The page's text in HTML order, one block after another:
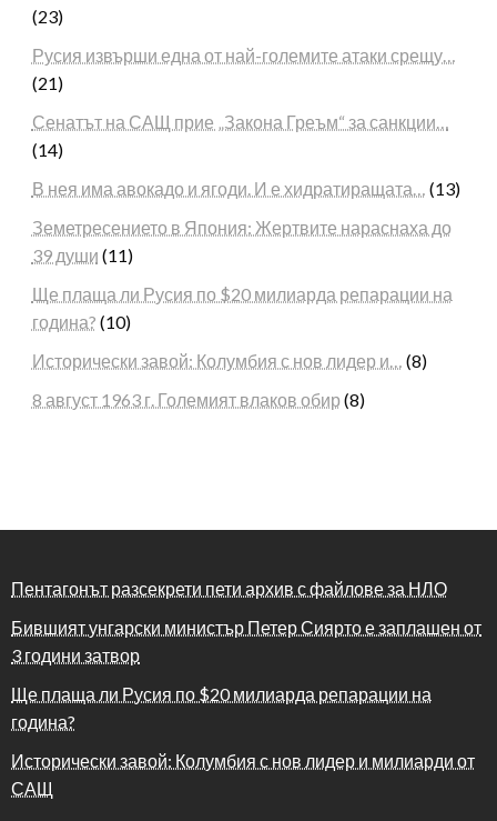
(23)
Русия извърши една от най-големите атаки срещу…
(21)
Сенатът на САЩ прие „Закона Греъм“ за санкции…
(14)
В нея има авокадо и ягоди. И е хидратиращата… (13)
Земетресението в Япония: Жертвите нараснаха до
39 души (11)
Ще плаща ли Русия по $20 милиарда репарации на
година? (10)
Исторически завой: Колумбия с нов лидер и… (8)
8 август 1963 г. Големият влаков обир (8)
Пентагонът разсекрети пети архив с файлове за НЛО
Бившият унгарски министър Петер Сиярто е заплашен от
3 години затвор
Ще плаща ли Русия по $20 милиарда репарации на
година?
Исторически завой: Колумбия с нов лидер и милиарди от
САЩ